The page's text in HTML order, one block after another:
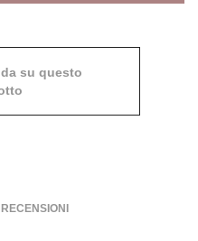
su questo
RECENSIONI